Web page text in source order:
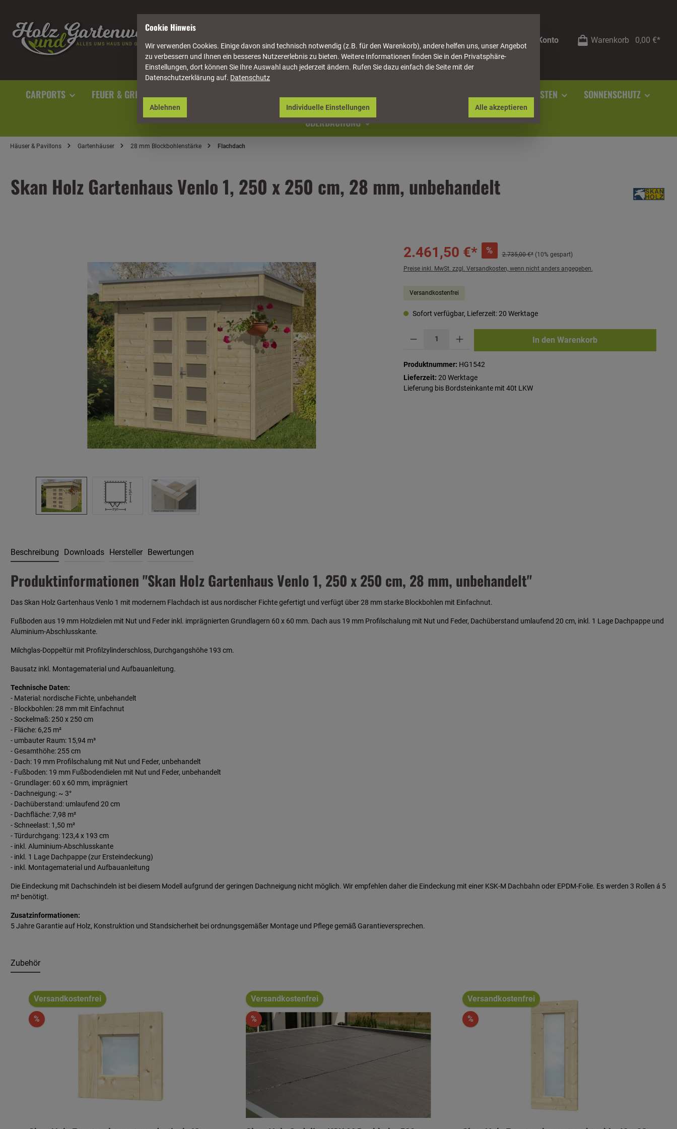
Mein Konto Warenkorb 0,00 €*
CARPORTS FEUER & GRILL GARTENAUSSTATTUNG HÄUSER & PAVILLONS NATURSTEIN SOCKELLEISTEN SONNENSCHUTZ
ÜBERDACHUNG
Häuser & Pavillons Gartenhäuser 28 mm Blockbohlenstärke Flachdach
Skan Holz Gartenhaus Venlo 1, 250 x 250 cm, 28 mm, unbehandelt
2.461,50 €* % 2.735,00 €* (10% gespart)
Preise inkl. MwSt. zzgl. Versandkosten, wenn nicht anders angegeben.
Versandkostenfrei
Sofort verfügbar, Lieferzeit: 20 Werktage
In den Warenkorb
Produktnummer: HG1542
Lieferzeit: 20 Werktage
Lieferung bis Bordsteinkante mit 40t LKW
Beschreibung Downloads Hersteller Bewertungen
Produktinformationen "Skan Holz Gartenhaus Venlo 1, 250 x 250 cm, 28 mm, unbehandelt"
Das Skan Holz Gartenhaus Venlo 1 mit modernem Flachdach ist aus nordischer Fichte gefertigt und verfügt über 28 mm starke Blockbohlen mit Einfachnut.
Fußboden aus 19 mm Holzdielen mit Nut und Feder inkl. imprägnierten Grundlagern 60 x 60 mm. Dach aus 19 mm Profilschalung mit Nut und Feder, Dachüberstand umlaufend 20 cm, inkl. 1 Lage Dachpappe und
Aluminium-Abschlusskante.
Milchglas-Doppeltür mit Profilzylinderschloss, Durchgangshöhe 193 cm.
Bausatz inkl. Montagematerial und Aufbauanleitung.
Technische Daten:
- Material: nordische Fichte, unbehandelt
- Blockbohlen: 28 mm mit Einfachnut
- Sockelmaß: 250 x 250 cm
- Fläche: 6,25 m²
- umbauter Raum: 15,94 m³
- Gesamthöhe: 255 cm
- Dach: 19 mm Profilschalung mit Nut und Feder, unbehandelt
- Fußboden: 19 mm Fußbodendielen mit Nut und Feder, unbehandelt
- Grundlager: 60 x 60 mm, imprägniert
- Dachneigung: ~ 3°
- Dachüberstand: umlaufend 20 cm
- Dachfläche: 7,98 m²
- Schneelast: 1,50 m²
- Türdurchgang: 123,4 x 193 cm
- inkl. Aluminium-Abschlusskante
- inkl. 1 Lage Dachpappe (zur Ersteindeckung)
- inkl. Montagematerial und Aufbauanleitung
Die Eindeckung mit Dachschindeln ist bei diesem Modell aufgrund der geringen Dachneigung nicht möglich. Wir empfehlen daher die Eindeckung mit einer KSK-M Dachbahn oder EPDM-Folie. Es werden 3 Rollen á 5
m² benötigt.
Zusatzinformationen:
5 Jahre Garantie auf Holz, Konstruktion und Standsicherheit bei ordnungsgemäßer Montage und Pflege gemäß Garantieversprechen.
Zubehör
Versandkostenfrei
%
Versandkostenfrei
%
Versandkostenfrei
%
Cookie Hinweis
Wir verwenden Cookies. Einige davon sind technisch notwendig (z.B. für den Warenkorb), andere helfen uns, unser Angebot
zu verbessern und Ihnen ein besseres Nutzererlebnis zu bieten. Weitere Informationen finden Sie in den Privatsphäre-
Einstellungen, dort können Sie Ihre Auswahl auch jederzeit ändern. Rufen Sie dazu einfach die Seite mit der
Datenschutzerklärung auf. Datenschutz
Individuelle Einstellungen
Ablehnen Alle akzeptieren